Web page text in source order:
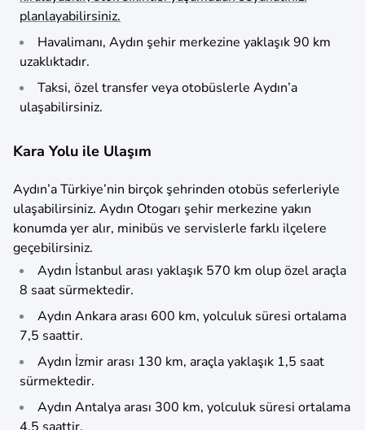
planlayabilirsiniz.
Havalimanı, Aydın şehir merkezine yaklaşık 90 km
uzaklıktadır.
Taksi, özel transfer veya otobüslerle Aydın’a
ulaşabilirsiniz.
Kara Yolu ile Ulaşım
Aydın’a Türkiye’nin birçok şehrinden otobüs seferleriyle
ulaşabilirsiniz. Aydın Otogarı şehir merkezine yakın
konumda yer alır, minibüs ve servislerle farklı ilçelere
geçebilirsiniz.
Aydın İstanbul arası yaklaşık 570 km olup özel araçla
8 saat sürmektedir.
Aydın Ankara arası 600 km, yolculuk süresi ortalama
7,5 saattir.
Aydın İzmir arası 130 km, araçla yaklaşık 1,5 saat
sürmektedir.
Aydın Antalya arası 300 km, yolculuk süresi ortalama